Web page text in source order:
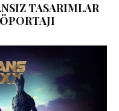
TASARIMLAR